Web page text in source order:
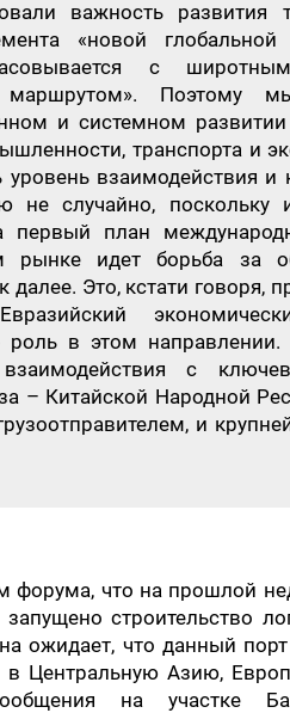
важность развития
«новой
с
маршрутом». Поэтому
и системном
транспорта и
уровень взаимодействия
не случайно, поскольку
первый план
рынке идет борьба за
далее. Это, кстати говоря,
роль в этом
взаимодействия с
– Китайской Народной
и
форума, что на прошлой
строительство
ожидает, что данный
в Центральную Азию,
на участке